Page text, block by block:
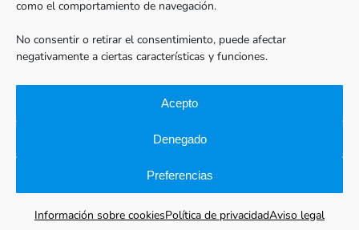
como el comportamiento de navegación.
No consentir o retirar el consentimiento, puede afectar
negativamente a ciertas características y funciones.
Acepto
Denegado
Preferencias
Información sobre cookiesPolítica de privacidadAviso legal
Vinilos decorativos envinilook.net
Vinilos para empresas | Diseño web: qualitystudio